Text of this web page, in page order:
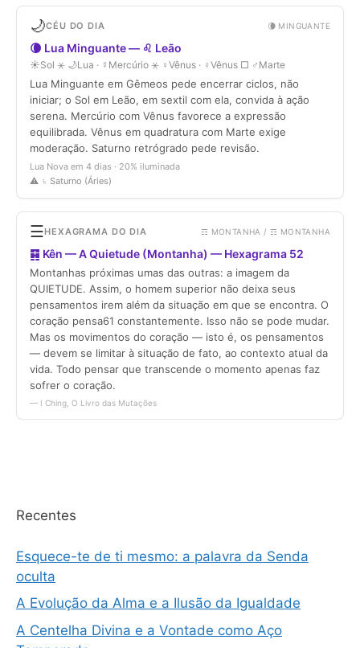
Recentes
Esquece-te de ti mesmo: a palavra da Senda
oculta
A Evolução da Alma e a Ilusão da Igualdade
A Centelha Divina e a Vontade como Aço